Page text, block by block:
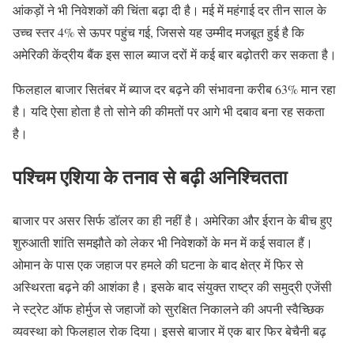
आंकड़ों ने भी निवेशकों की चिंता बढ़ा दी है। मई में महंगाई दर तीन साल के
उच्च स्तर 4% से ऊपर पहुंच गई, जिससे यह उम्मीद मजबूत हुई है कि
अमेरिकी केंद्रीय बैंक इस साल ब्याज दरों में कई बार बढ़ोतरी कर सकता है।
फिलहाल बाजार सितंबर में ब्याज दर बढ़ने की संभावना करीब 63% मान रहा
है। यदि ऐसा होता है तो सोने की कीमतों पर आगे भी दबाव बना रह सकता
है।
पश्चिम एशिया के तनाव से बढ़ी अनिश्चितता
बाजार पर असर सिर्फ डॉलर का ही नहीं है। अमेरिका और ईरान के बीच हुए
शुरुआती शांति समझौते को लेकर भी निवेशकों के मन में कई सवाल हैं।
ओमान के पास एक जहाज पर हमले की घटना के बाद क्षेत्र में फिर से
अस्थिरता बढ़ने की आशंका है। इसके बाद संयुक्त राष्ट्र की समुद्री एजेंसी
ने स्ट्रेट ऑफ होर्मुज से जहाजों को सुरक्षित निकालने की अपनी स्वैच्छिक
व्यवस्था को फिलहाल रोक दिया। इससे बाजार में एक बार फिर बेचैनी बढ़